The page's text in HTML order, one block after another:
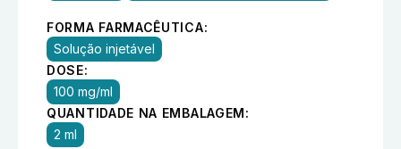
FORMA FARMACÊUTICA:
Solução injetável
DOSE:
100 mg/ml
QUANTIDADE NA EMBALAGEM:
2 ml